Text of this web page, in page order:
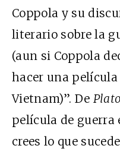
Coppola y su
literario sobre la
(aun si Coppola
hacer una
Vietnam)”. De
película de guerra
crees lo que